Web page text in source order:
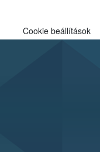
Cookie beállítások